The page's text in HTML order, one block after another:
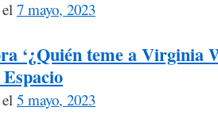
7 mayo, 2023
‘¿Quién teme a Virginia
5 mayo, 2023